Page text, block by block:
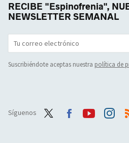
RECIBE "Espinofrenia",
NEWSLETTER SEMANAL
Suscribiéndote aceptas nuestra política de
Síguenos